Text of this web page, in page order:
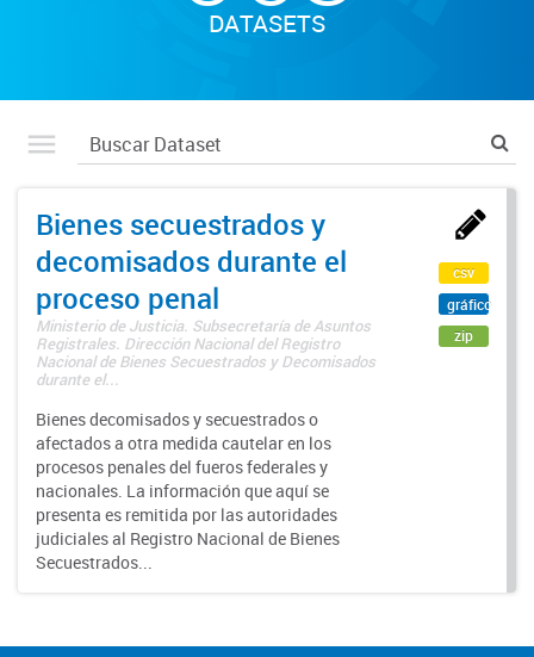
DATASETS
Bienes secuestrados y
decomisados durante el
proceso penal
Ministerio de Justicia. Subsecretaría de Asuntos
Registrales. Dirección Nacional del Registro
Nacional de Bienes Secuestrados y Decomisados
durante el...
Bienes decomisados y secuestrados o
afectados a otra medida cautelar en los
procesos penales del fueros federales y
nacionales. La información que aquí se
presenta es remitida por las autoridades
judiciales al Registro Nacional de Bienes
Secuestrados...
csv
gráfico
zip